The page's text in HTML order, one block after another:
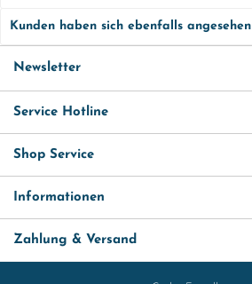
Kunden haben sich ebenfalls angesehen
Newsletter
Service Hotline
Shop Service
Informationen
Zahlung & Versand